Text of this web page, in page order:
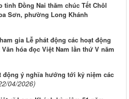
tỉnh Đồng Nai thăm chúc Tết Chôl
Sơn, phường Long Khánh
gia Lễ phát động các hoạt động
hóa đọc Việt Nam lần thứ V năm
động ý nghĩa hướng tới kỷ niệm các
04/2026)